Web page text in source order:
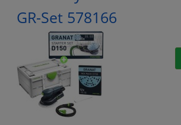
GR-Set 578166